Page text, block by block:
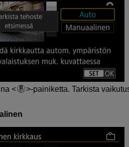
-painiketta. Tarkista